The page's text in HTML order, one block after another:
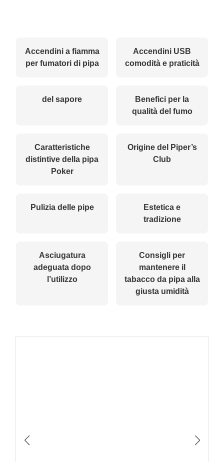
Accendini a fiamma
per fumatori di pipa
Accendini USB
comodità e praticità
del sapore
Benefici per la
qualità del fumo
Caratteristiche
distintive della pipa
Poker
Origine del Piper’s
Club
Pulizia delle pipe
Estetica e
tradizione
Asciugatura
adeguata dopo
l’utilizzo
Consigli per
mantenere il
tabacco da pipa alla
giusta umidità